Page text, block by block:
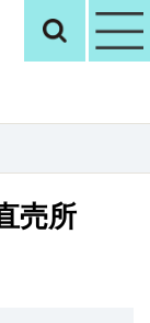
観光いばらき検
売所